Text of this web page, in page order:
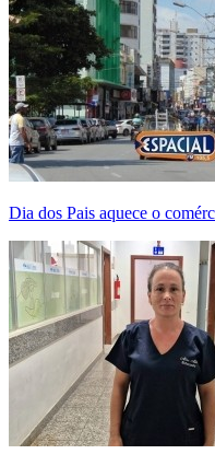
Dia dos Pais aquece o